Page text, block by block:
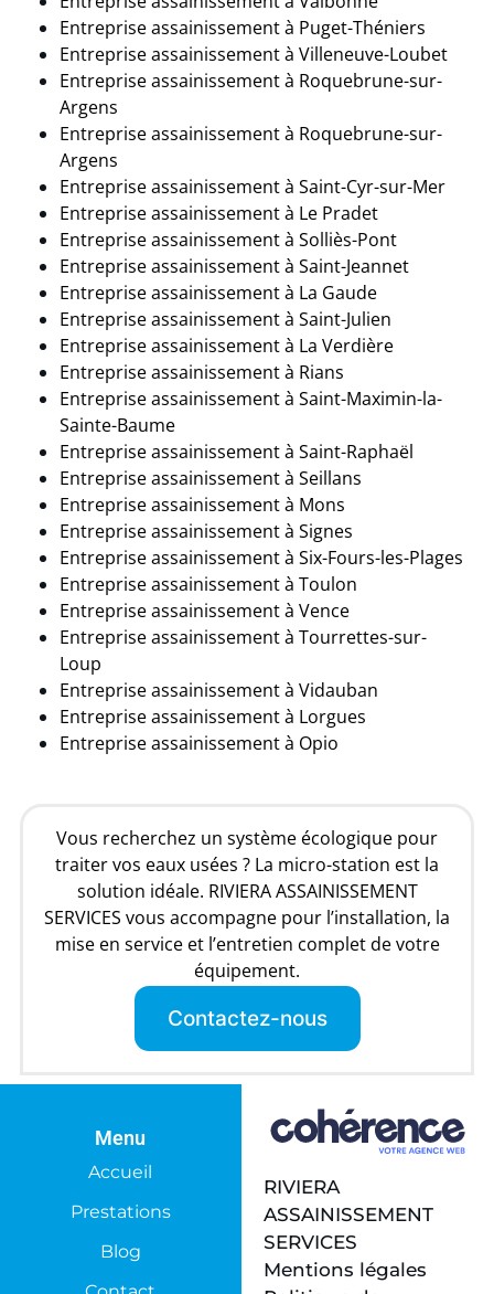
Entreprise assainissement à Puget-Théniers
Entreprise assainissement à Villeneuve-Loubet
Entreprise assainissement à Roquebrune-sur-
Argens
Entreprise assainissement à Roquebrune-sur-
Argens
Entreprise assainissement à Saint-Cyr-sur-Mer
Entreprise assainissement à Le Pradet
Entreprise assainissement à Solliès-Pont
Entreprise assainissement à Saint-Jeannet
Entreprise assainissement à La Gaude
Entreprise assainissement à Saint-Julien
Entreprise assainissement à La Verdière
Entreprise assainissement à Rians
Entreprise assainissement à Saint-Maximin-la-
Sainte-Baume
Entreprise assainissement à Saint-Raphaël
Entreprise assainissement à Seillans
Entreprise assainissement à Mons
Entreprise assainissement à Signes
Entreprise assainissement à Six-Fours-les-Plages
Entreprise assainissement à Toulon
Entreprise assainissement à Vence
Entreprise assainissement à Tourrettes-sur-
Loup
Entreprise assainissement à Vidauban
Entreprise assainissement à Lorgues
Entreprise assainissement à Opio
Vous recherchez un système écologique pour
traiter vos eaux usées ? La micro-station est la
solution idéale. RIVIERA ASSAINISSEMENT
SERVICES vous accompagne pour l’installation, la
mise en service et l’entretien complet de votre
équipement.
Contactez-nous
Menu
Accueil
Prestations
Blog
RIVIERA
ASSAINISSEMENT
SERVICES
Mentions légales